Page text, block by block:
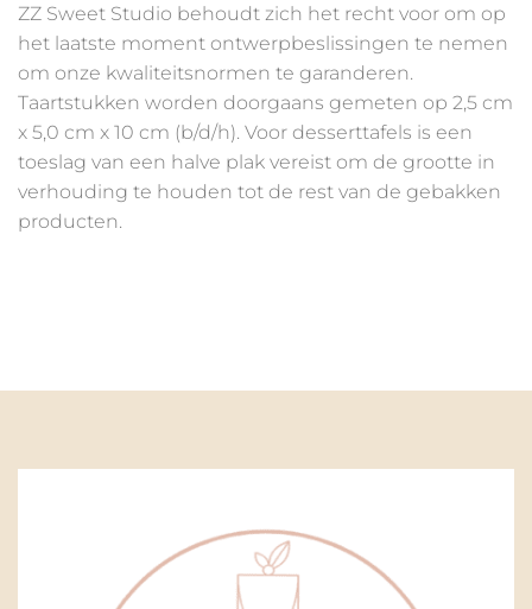
ZZ Sweet Studio behoudt zich het recht voor om op
het laatste moment ontwerpbeslissingen te nemen
om onze kwaliteitsnormen te garanderen.
Taartstukken worden doorgaans gemeten op 2,5 cm
x 5,0 cm x 10 cm (b/d/h). Voor desserttafels is een
toeslag van een halve plak vereist om de grootte in
verhouding te houden tot de rest van de gebakken
producten.